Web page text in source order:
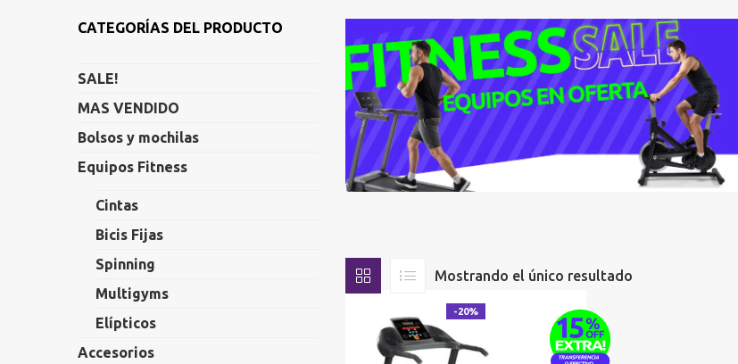
Mostrando el único resultado
-20%
CATEGORÍAS DEL PRODUCTO
SALE!
MAS VENDIDO
Bolsos y mochilas
Equipos Fitness
Cintas
Bicis Fijas
Spinning
Multigyms
Elípticos
Accesorios